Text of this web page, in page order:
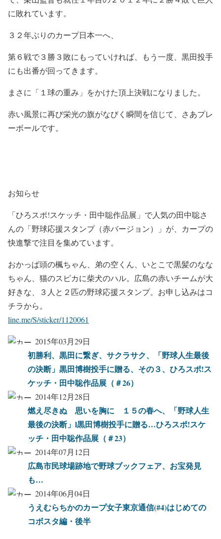
に敗れています。
３２年ぶりのカープ日本一へ、
第６戦で３勝３敗にもっていければ、もう一度、黒田投手
にも出番が回ってきます。
まさに「１球の重み」をかけた頂上決戦になりました。
赤い風景に再び栄光の旗がなびく瞬間を信じて、さあプレ
ーボールです。
お知らせ
「ひろスポ!スケッチ・田中聡作品展」で人気の田中聡さ
んの「野球応援スタンプ（赤バージョン）」が、カープの
快進撃で注目を集めています。
おかっぱ頭の楓ちゃん、弟の空くん、いとこで黒髪のなな
ちゃん、猫のスピカに柴犬のハル。広島の赤いチームが大
好きな、３人と２匹の野球応援スタンプ。お申し込みはコ
チラから。
line.me/S/sticker/1120061
2015年03月29日
初勝利、黒田に繋ぎ、サクラサク、「野球人生最後
の決断」黒田博樹投手に贈る、その３、ひろスポ!ス
ケッチ・田中聡作品展（＃26）
2014年12月28日
燃え尽きぬ 思いを胸に １５の春へ、「野球人生
最後の決断」l黒田博樹投手に贈る…ひろスポ!スケ
ッチ・田中聡作品展（＃23）
2014年07月12日
広島市民球場跡地で野球ブックフェア、お宝発見
も…
2014年06月04日
うえむらちかのカープ女子東京通信(#4)はじめての
コボスタ編・後半